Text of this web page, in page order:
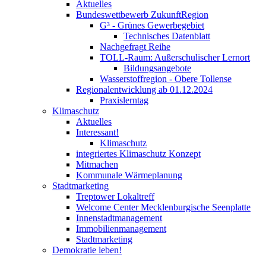
Aktuelles
Bundeswettbewerb ZukunftRegion
G³ - Grünes Gewerbegebiet
Technisches Datenblatt
Nachgefragt Reihe
TOLL-Raum: Außerschulischer Lernort
Bildungsangebote
Wasserstoffregion - Obere Tollense
Regionalentwicklung ab 01.12.2024
Praxislerntag
Klimaschutz
Aktuelles
Interessant!
Klimaschutz
integriertes Klimaschutz Konzept
Mitmachen
Kommunale Wärmeplanung
Stadtmarketing
Treptower Lokaltreff
Welcome Center Mecklenburgische Seenplatte
Innenstadtmanagement
Immobilienmanagement
Stadtmarketing
Demokratie leben!